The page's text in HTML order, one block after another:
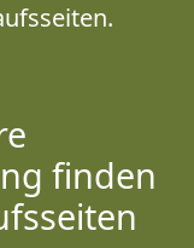
finden